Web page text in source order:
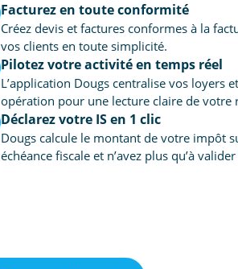
Facturez en toute conformité
Créez devis et factures conformes à la
vos clients en toute simplicité.
Pilotez votre activité en temps réel
L’application Dougs centralise vos loyers
opération pour une lecture claire de votre
Déclarez votre IS en 1 clic
Dougs calcule le montant de votre impôt
échéance fiscale et n’avez plus qu’à